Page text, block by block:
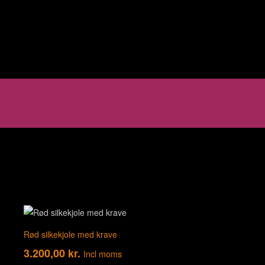
Rød silkekjole med krave
3.200,00 kr. Incl moms